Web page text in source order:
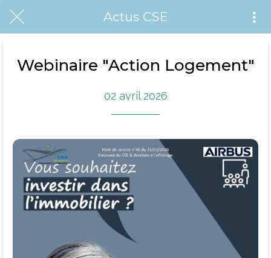
Actus CSE
Webinaire "Action Logement"
02 avril 2026